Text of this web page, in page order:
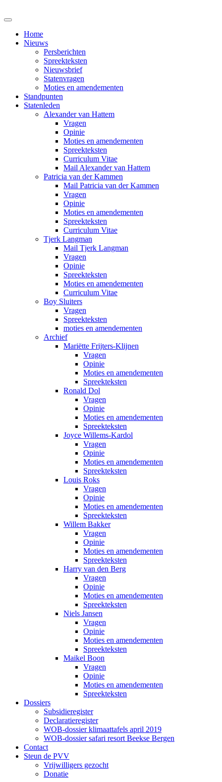
Home
Nieuws
Persberichten
Spreekteksten
Nieuwsbrief
Statenvragen
Moties en amendementen
Standpunten
Statenleden
Alexander van Hattem
Vragen
Opinie
Moties en amendementen
Spreekteksten
Curriculum Vitae
Mail Alexander van Hattem
Patricia van der Kammen
Mail Patricia van der Kammen
Vragen
Opinie
Moties en amendementen
Spreekteksten
Curriculum Vitae
Tjerk Langman
Mail Tjerk Langman
Vragen
Opinie
Spreekteksten
Moties en amendementen
Curriculum Vitae
Boy Sluiters
Vragen
Spreekteksten
moties en amendementen
Archief
Mariëtte Frijters-Klijnen
Vragen
Opinie
Moties en amendementen
Spreekteksten
Ronald Dol
Vragen
Opinie
Moties en amendementen
Spreekteksten
Joyce Willems-Kardol
Vragen
Opinie
Moties en amendementen
Spreekteksten
Louis Roks
Vragen
Opinie
Moties en amendementen
Spreekteksten
Willem Bakker
Vragen
Opinie
Moties en amendementen
Spreekteksten
Harry van den Berg
Vragen
Opinie
Moties en amendementen
Spreekteksten
Niels Jansen
Vragen
Opinie
Moties en amendementen
Spreekteksten
Maikel Boon
Vragen
Opinie
Moties en amendementen
Spreekteksten
Dossiers
Subsidieregister
Declaratieregister
WOB-dossier klimaattafels april 2019
WOB-dossier safari resort Beekse Bergen
Contact
Steun de PVV
Vrijwilligers gezocht
Donatie